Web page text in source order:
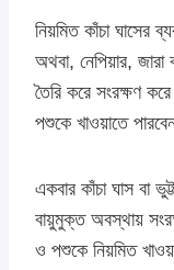
নিয়মিত কাঁচা ঘাসের
অথবা, নেপিয়ার,
তৈরি করে সংরক্ষণ করে
পশুকে খাওয়াতে
একবার কাঁচা ঘাস বা
বায়ুমুক্ত অবস্থায়
ও পশুকে নিয়মিত